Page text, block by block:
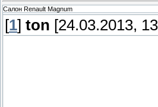
Салон Renault Magnum
[1] ton [24.03.2013,